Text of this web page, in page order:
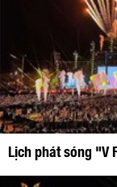
Lịch phát sóng "V